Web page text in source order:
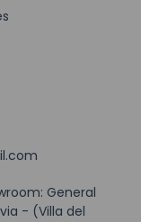
General
- (Villa del